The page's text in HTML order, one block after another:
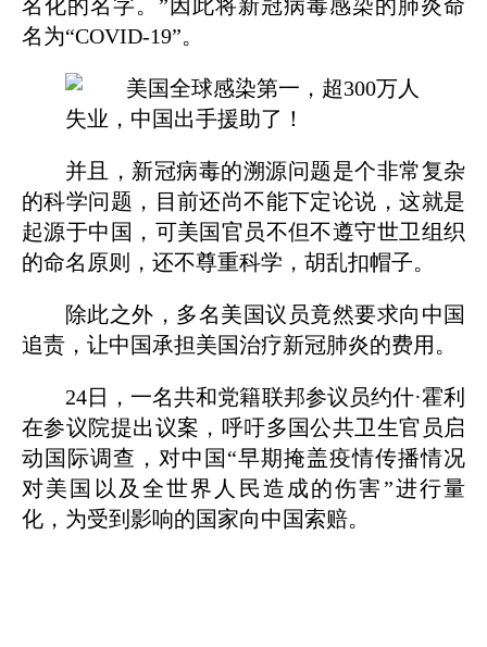
名化的名字。”因此将新冠病毒感染的肺炎命
名为“COVID-19”。
并且，新冠病毒的溯源问题是个非常复杂
的科学问题，目前还尚不能下定论说，这就是
起源于中国，可美国官员不但不遵守世卫组织
的命名原则，还不尊重科学，胡乱扣帽子。
除此之外，多名美国议员竟然要求向中国
追责，让中国承担美国治疗新冠肺炎的费用。
24日，一名共和党籍联邦参议员约什·霍利
在参议院提出议案，呼吁多国公共卫生官员启
动国际调查，对中国“早期掩盖疫情传播情况
对美国以及全世界人民造成的伤害”进行量
化，为受到影响的国家向中国索赔。